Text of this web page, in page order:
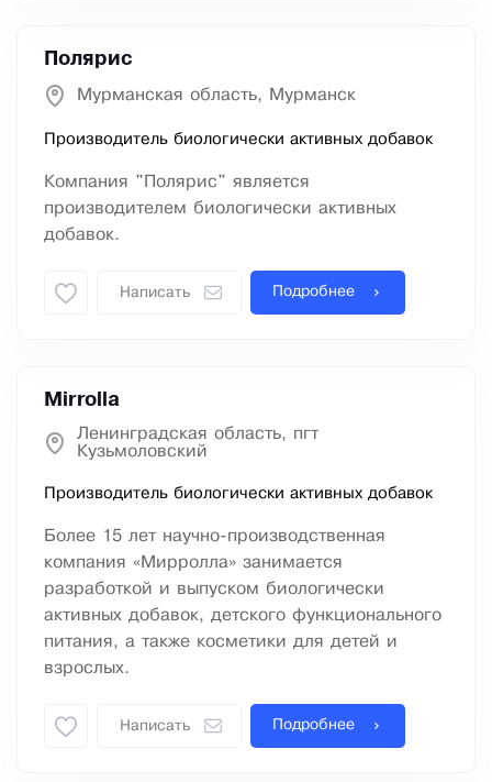
Полярис
Мурманская область, Мурманск
Производитель биологически активных добавок
Компания "Полярис" является
производителем биологически активных
добавок.
Написать Подробнее
Mirrolla
Ленинградская область, пгт
Кузьмоловский
Производитель биологически активных добавок
Более 15 лет научно-производственная
компания «Мирролла» занимается
разработкой и выпуском биологически
активных добавок, детского функционального
питания, а также косметики для детей и
взрослых.
Написать Подробнее